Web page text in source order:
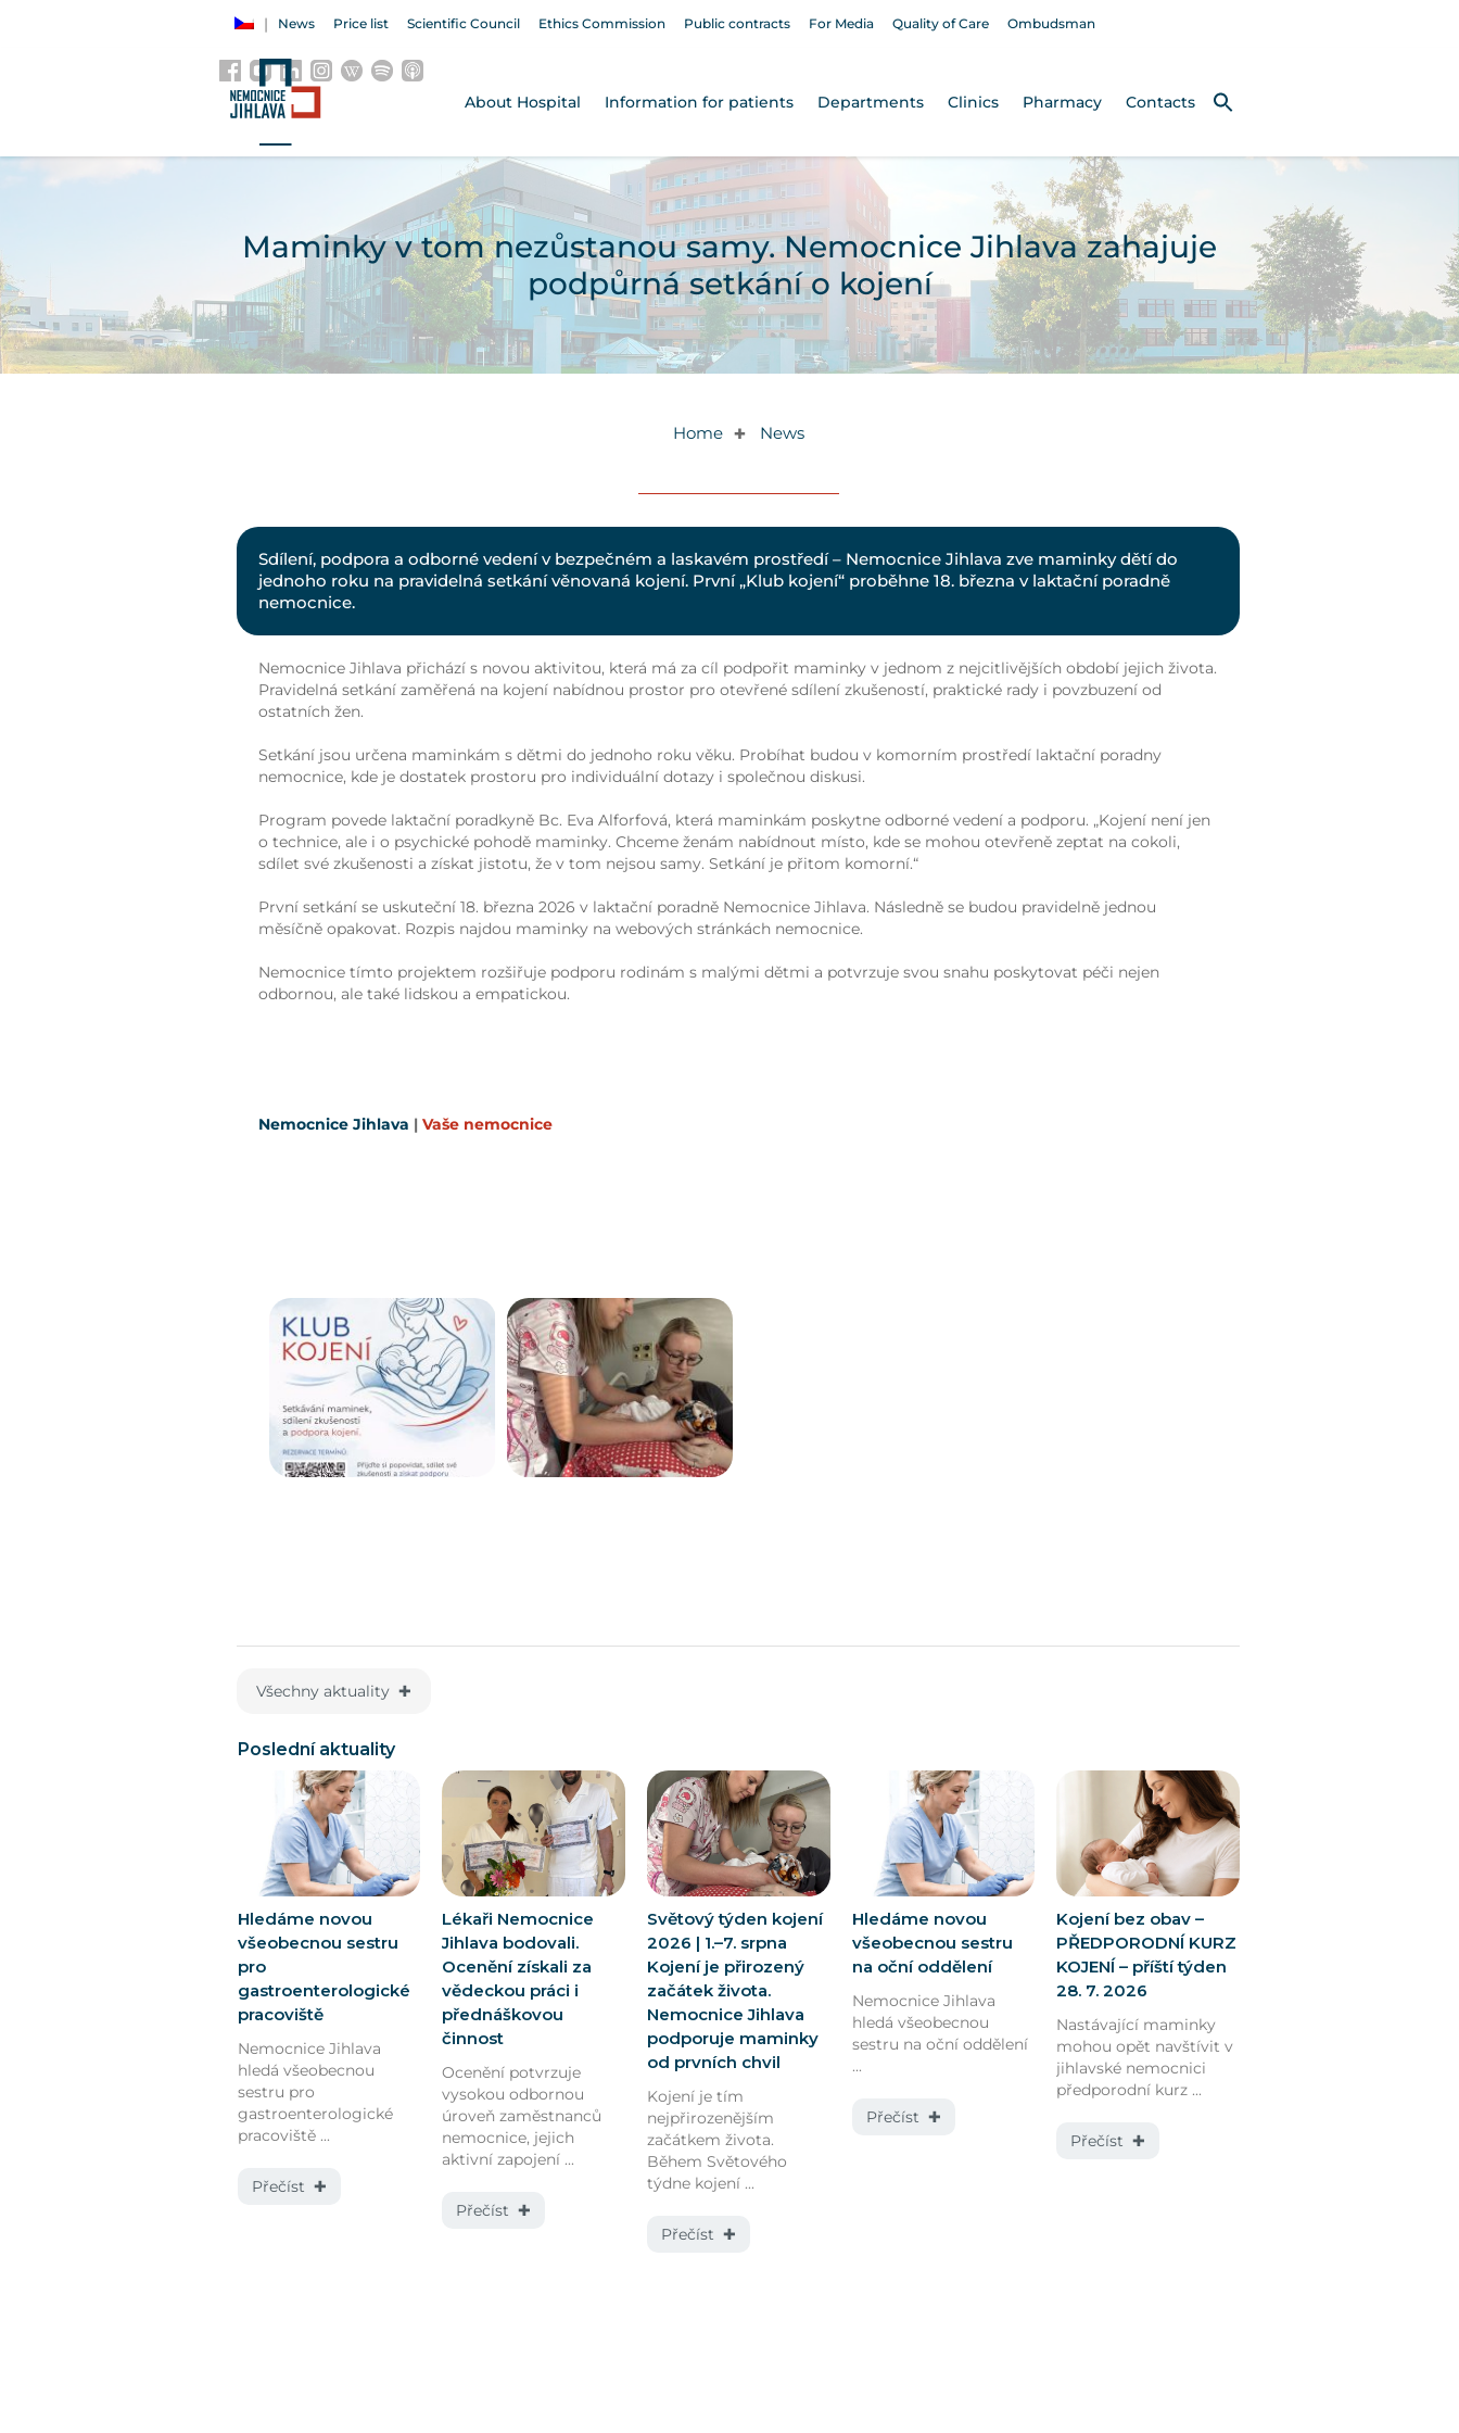
News Price list Scientific Council Ethics Commission Public contracts For Media Quality of Care Ombudsman
About Hospital Information for patients Departments Clinics Pharmacy Contacts
Maminky v tom nezůstanou samy. Nemocnice Jihlava zahajuje
podpůrná setkání o kojení
Home ✚ News
Sdílení, podpora a odborné vedení v bezpečném a laskavém prostředí – Nemocnice Jihlava zve maminky dětí do
jednoho roku na pravidelná setkání věnovaná kojení. První „Klub kojení“ proběhne 18. března v laktační poradně
nemocnice.
Nemocnice Jihlava přichází s novou aktivitou, která má za cíl podpořit maminky v jednom z nejcitlivějších období jejich života.
Pravidelná setkání zaměřená na kojení nabídnou prostor pro otevřené sdílení zkušeností, praktické rady i povzbuzení od
ostatních žen.
Setkání jsou určena maminkám s dětmi do jednoho roku věku. Probíhat budou v komorním prostředí laktační poradny
nemocnice, kde je dostatek prostoru pro individuální dotazy i společnou diskusi.
Program povede laktační poradkyně Bc. Eva Alforfová, která maminkám poskytne odborné vedení a podporu. „Kojení není jen
o technice, ale i o psychické pohodě maminky. Chceme ženám nabídnout místo, kde se mohou otevřeně zeptat na cokoli,
sdílet své zkušenosti a získat jistotu, že v tom nejsou samy. Setkání je přitom komorní.“
První setkání se uskuteční 18. března 2026 v laktační poradně Nemocnice Jihlava. Následně se budou pravidelně jednou
měsíčně opakovat. Rozpis najdou maminky na webových stránkách nemocnice.
Nemocnice tímto projektem rozšiřuje podporu rodinám s malými dětmi a potvrzuje svou snahu poskytovat péči nejen
odbornou, ale také lidskou a empatickou.
Nemocnice Jihlava | Vaše nemocnice
Všechny aktuality ✚
Poslední aktuality
Hledáme novou
všeobecnou sestru
pro
gastroenterologické
pracoviště
Nemocnice Jihlava
hledá všeobecnou
sestru pro
gastroenterologické
pracoviště ...
Přečíst ✚
Lékaři Nemocnice
Jihlava bodovali.
Ocenění získali za
vědeckou práci i
přednáškovou
činnost
Ocenění potvrzuje
vysokou odbornou
úroveň zaměstnanců
nemocnice, jejich
aktivní zapojení ...
Přečíst ✚
Světový týden kojení
2026 | 1.–7. srpna
Kojení je přirozený
začátek života.
Nemocnice Jihlava
podporuje maminky
od prvních chvil
Kojení je tím
nejpřirozenějším
začátkem života.
Během Světového
týdne kojení ...
Přečíst ✚
Hledáme novou
všeobecnou sestru
na oční oddělení
Nemocnice Jihlava
hledá všeobecnou
sestru na oční oddělení
...
Přečíst ✚
Kojení bez obav –
PŘEDPORODNÍ KURZ
KOJENÍ – příští týden
28. 7. 2026
Nastávající maminky
mohou opět navštívit v
jihlavské nemocnici
předporodní kurz ...
Přečíst ✚